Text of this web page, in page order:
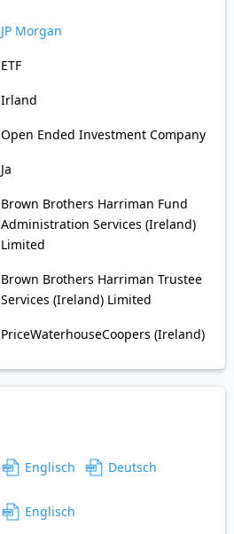
JP Morgan
ETF
Irland
Open Ended Investment Company
Ja
Brown Brothers Harriman Fund
Administration Services (Ireland)
Limited
Brown Brothers Harriman Trustee
Services (Ireland) Limited
PriceWaterhouseCoopers (Ireland)
Englisch Deutsch
Englisch